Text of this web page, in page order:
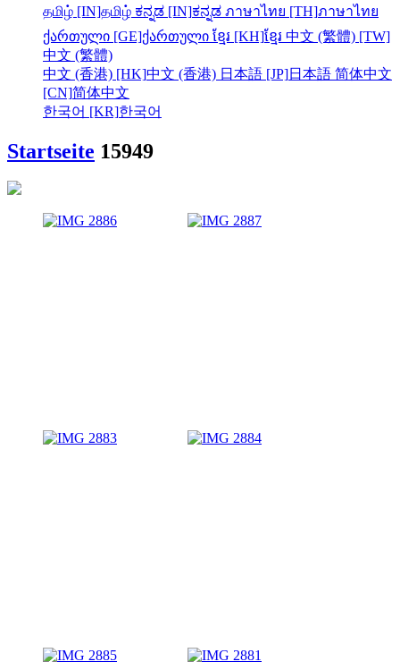
தமிழ் [IN]தமிழ் ಕನ್ನಡ [IN]ಕನ್ನಡ ภาษาไทย [TH]ภาษาไทย
ქართული [GE]ქართული ខ្មែរ [KH]ខ្មែរ 中文 (繁體) [TW]
中文 (繁體)
中文 (香港) [HK]中文 (香港) 日本語 [JP]日本語 简体中文
[CN]简体中文
한국어 [KR]한국어
Startseite 15949